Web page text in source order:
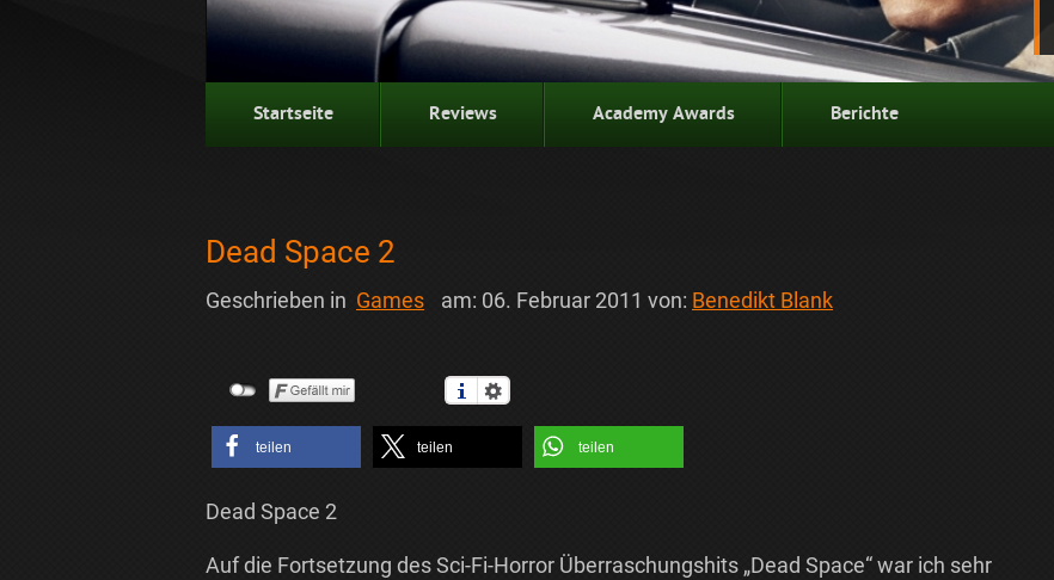
Startseite Reviews Academy Awards Berichte
Dead Space 2
Geschrieben in Games am: 06. Februar 2011 von: Benedikt Blank
teilen teilen teilen
Dead Space 2
Auf die Fortsetzung des Sci-Fi-Horror Überraschungshits „Dead Space“ war ich sehr